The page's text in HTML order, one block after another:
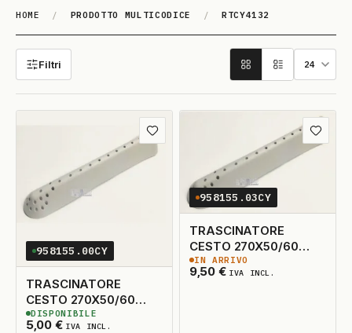
HOME / PRODOTTO MULTICODICE / RTCY4132
RTCY4132
Filtri
Aggiungi ai preferiti
958155.00CY
TRASCINATORE
CESTO 270X50/60
KG13 ADATTABILE
5,00 € IVA INCL.
3DISPONIBILI
DISPONIBILE
958155.03CY
TRASCINATORE
CESTO 270X50/60
KG13 ORIG.
9,50 € IVA INCL.
9DISPONIBILI
IN ARRIVO